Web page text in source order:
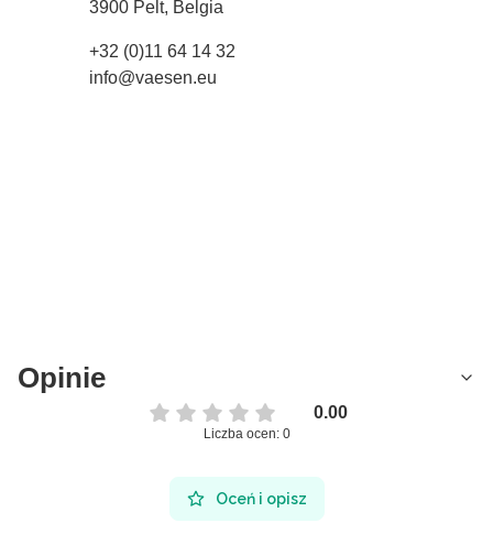
3900 Pelt, Belgia
+32 (0)11 64 14 32
info@vaesen.eu
Opinie
0.00
Liczba ocen: 0
Oceń i opisz